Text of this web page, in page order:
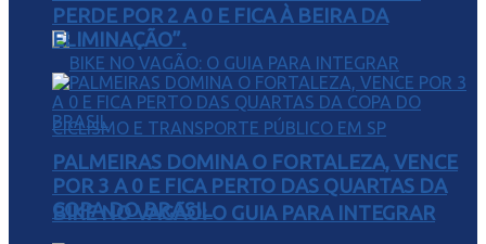
BIKE NO VAGÃO: O GUIA PARA INTEGRAR
PERDE POR 2 A 0 E FICA À BEIRA DA
ELIMINAÇÃO”.
PALMEIRAS DOMINA O FORTALEZA, VENCE
POR 3 A 0 E FICA PERTO DAS QUARTAS DA
COPA DO BRASIL